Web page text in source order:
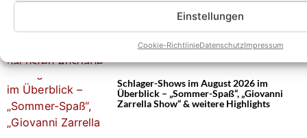
Einstellungen
Cookie-RichtlinieDatenschutzImpressum
„Schlager-Spaß mit Andy Borg“
Sendetermine: SO geht es nach der neuen
„Sommer-Spaß“-Ausgabe weiter
Schlager-Shows im August 2026 im
Überblick – „Sommer-Spaß“, „Giovanni
Zarrella Show“ & weitere Highlights